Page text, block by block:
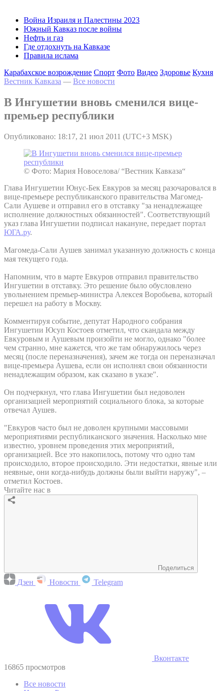
Война Израиля и Палестины 2023
Южный Кавказ после войны
Нефть и газ
Где отдохнуть на Кавказе
Правила ислама
Карабахское возрождение Спорт Фото Видео Здоровье Кухня
Вестник Кавказа — Все новости
В Ингушетии вновь сменился вице-
премьер республики
Опубликовано: 18:17, 21 июл 2011 (UTC+3 MSK)
© Фото: Мария Новоселова/ “Вестник Кавказа“
Глава Ингушетии Юнус-Бек Евкуров за месяц разочаровался в
вице-премьере республиканского правительства Магомед-
Сали Аушеве и отправил его в отставку "за ненадлежащее
исполнение должностных обязанностей". Соответствующий
указ глава Ингушетии подписал накануне, передает портал
ЮГА.ру.
Магомеда-Сали Аушев занимал указанную должность с конца
мая текущего года.
Напомним, что в марте Евкуров отправил правительство
Ингушетии в отставку. Это решение было обусловлено
увольнением премьер-министра Алексея Воробьева, который
перешел на работу в Москву.
Комментируя событие, депутат Народного собрания
Ингушетии Юсуп Костоев отметил, что скандала между
Евкуровым и Аушевым произойти не могло, однако "более
чем странно, мне кажется, что же там обнаружилось через
месяц (после переназначения), зачем же тогда он переназначал
вице-премьера Аушева, если он исполнял свои обязанности
ненадлежащим образом, как сказано в указе".
Он подчеркнул, что глава Ингушетии был недоволен
организацией мероприятий социального блока, за которые
отвечал Аушев.
"Евкуров часто был не доволен крупными массовыми
мероприятиями республиканского значения. Насколько мне
известно, уровнем проведения этих мероприятий,
организацией. Все это накопилось, потому что одно там
происходило, второе происходило. Эти недостатки, явные или
неявные, они когда-нибудь должны были выйти наружу", –
отметил Костоев.
Читайте нас в
Поделиться
Дзен Новости Telegram
Вконтакте
16865 просмотров
Все новости